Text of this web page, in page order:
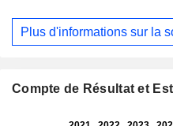
dans le bassin de Powder
D'autres actifs et
vend également du gaz
cadre de certains contrats
Plus d'informations sur la
Compte de Résultat et